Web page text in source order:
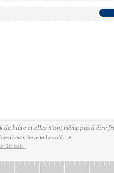
de bière et elles n'ont même pas à être
even have to be cold.
10 Bzh !